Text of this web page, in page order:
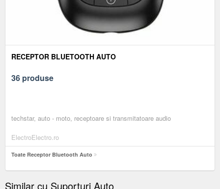
RECEPTOR BLUETOOTH AUTO
36 produse
techstar, auto - moto, receptoare si transmitatoare audio
ElectroElectro.ro
Toate Receptor Bluetooth Auto
Similar cu Suporturi Auto